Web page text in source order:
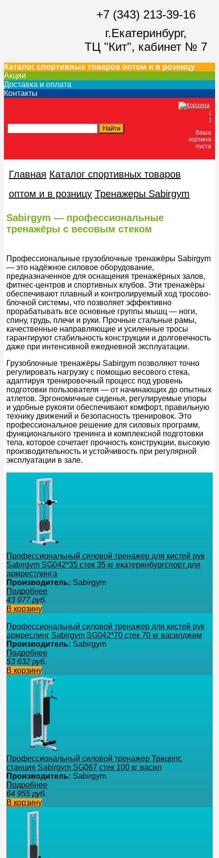
+7 (343) 213-39-16
г.Екатеринбург,
ТЦ "Кит", кабинет № 7
Каталог спортивных товаров оптом и в розницу
Акции
Доставка и оплата
Контакты
(
)
Ваша
корзина
пуста
Главная Каталог спортивных товаров
оптом и в розницу Тренажеры Sabirgym
Sabirgym — профессиональные
тренажёры с весовым стеком
Профессиональные грузоблочные тренажёры Sabirgym
— это надёжное силовое оборудование,
предназначенное для оснащения тренажёрных залов,
фитнес-центров и спортивных клубов. Эти тренажёры
обеспечивают плавный и контролируемый ход тросово-
блочной системы, что позволяет эффективно
прорабатывать все основные группы мышц — ноги,
спину, грудь, плечи и руки. Прочные стальные рамы,
качественные направляющие и усиленные тросы
гарантируют стабильность конструкции и долговечность
даже при интенсивной ежедневной эксплуатации.
Грузоблочные тренажёры Sabirgym позволяют точно
регулировать нагрузку с помощью весового стека,
адаптируя тренировочный процесс под уровень
подготовки пользователя — от начинающих до опытных
атлетов. Эргономичные сиденья, регулируемые упоры
и удобные рукояти обеспечивают комфорт, правильную
технику движений и безопасность тренировок. Это
профессиональное решение для силовых программ,
функционального тренинга и комплексной подготовки
тела, которое сочетает прочность конструкции, высокую
производительность и устойчивость при регулярной
эксплуатации в зале.
Профессиональный силовой тренажер для кистей рук
Sabirgym SG042*35 стек 35 кг екатеринбургспорт для
армрестлинга
Производитель: Sabirgym
Подробнее
43 977 руб.
В корзину
Профессиональный силовой тренажер для кистей рук
армреслинг Sabirgym SG042*70 стек 70 кг вaсилджим
Производитель: Sabirgym
Подробнее
53 632 руб.
В корзину
Профессиональный силовой тренажер Трицепс
станция Sabirgym SG067 стек 100 кг васил
Производитель: Sabirgym
Подробнее
64 955 руб.
В корзину